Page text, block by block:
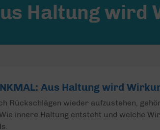
Haltung wird
Aus Haltung wird
Rückschlägen wieder aufzustehen,
innere Haltung entsteht und welche